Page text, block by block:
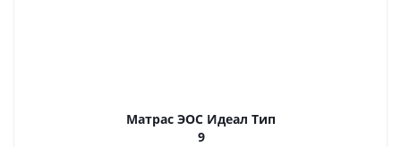
Матрас ЭОС Идеал Тип
9